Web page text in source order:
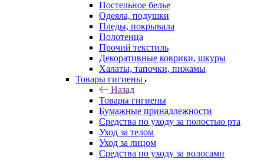
Постельное белье
Одеяла, подушки
Пледы, покрывала
Полотенца
Прочий текстиль
Декоративные коврики, шкуры
Халаты, тапочки, пижамы
Товары гигиены
Назад
Товары гигиены
Бумажные принадлежности
Средства по уходу за полостью рта
Уход за телом
Уход за лицом
Средства по уходу за волосами